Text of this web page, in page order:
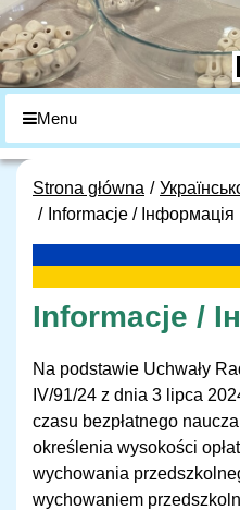
Menu
Strona główna
Informacje / Інформація
Informacje /
Na podstawie Uchwały
IV/91/24 z dnia 3 lipca
czasu bezpłatnego
określenia wysokości
wychowania
wychowaniem